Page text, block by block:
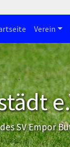
Verein
SV Empor